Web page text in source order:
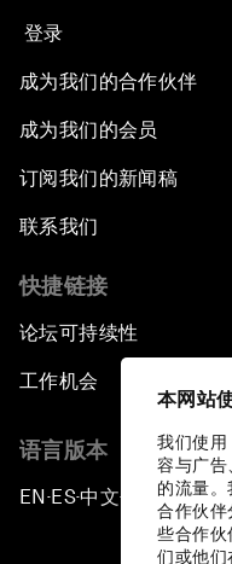
本网站
我们使用
容与广告
的流量
合作伙伴
些合作伙
们或他们
登录
成为我们的合作伙伴
成为我们的会员
订阅我们的新闻稿
联系我们
快捷链接
论坛可持续性
工作机会
语言版本
EN ▪ES▪中文▪ 日本語